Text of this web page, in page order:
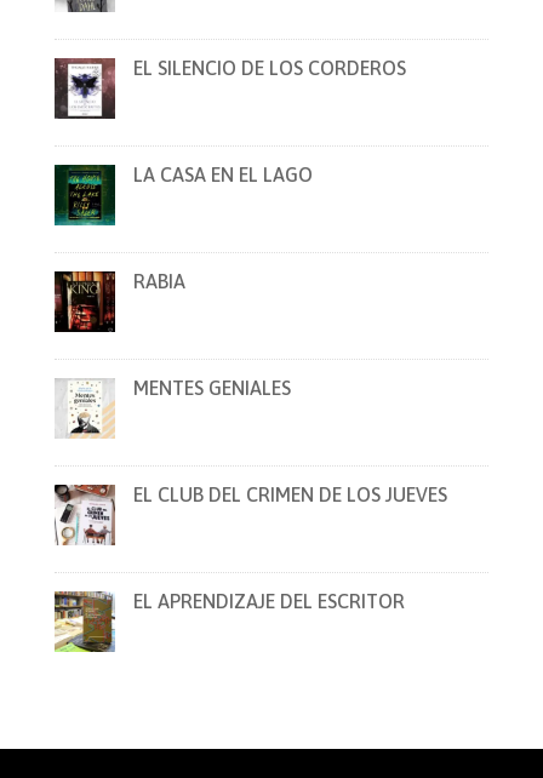
EL SILENCIO DE LOS CORDEROS
LA CASA EN EL LAGO
RABIA
MENTES GENIALES
EL CLUB DEL CRIMEN DE LOS JUEVES
EL APRENDIZAJE DEL ESCRITOR